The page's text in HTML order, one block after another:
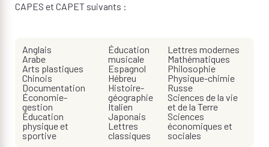
CAPES et CAPET suivants :
Anglais
Arabe
Arts plastiques
Chinois
Documentation
Économie-
gestion
Éducation
physique et
sportive
Éducation
musicale
Espagnol
Hébreu
Histoire-
géographie
Italien
Japonais
Lettres
classiques
Lettres modernes
Mathématiques
Philosophie
Physique-chimie
Russe
Sciences de la vie
et de la Terre
Sciences
économiques et
sociales